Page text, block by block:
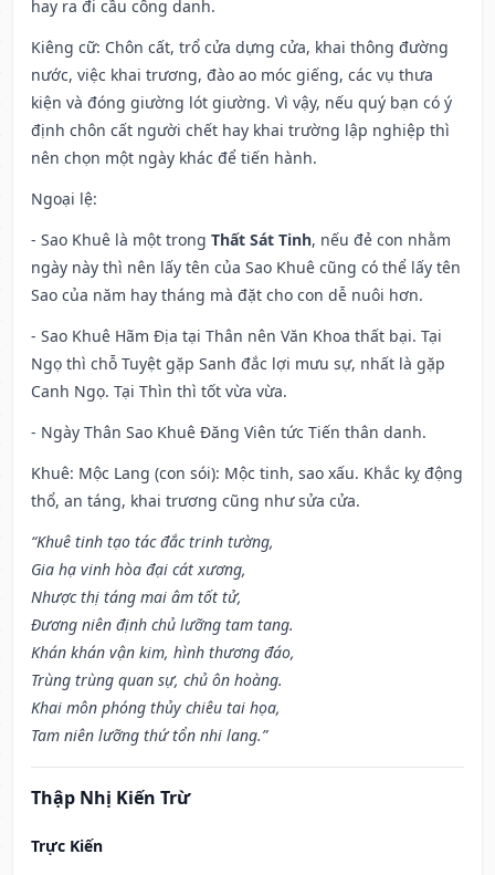
hay ra đi cầu công danh.
Kiêng cữ: Chôn cất, trổ cửa dựng cửa, khai thông đường
nước, việc khai trương, đào ao móc giếng, các vụ thưa
kiện và đóng giường lót giường. Vì vậy, nếu quý bạn có ý
định chôn cất người chết hay khai trường lập nghiệp thì
nên chọn một ngày khác để tiến hành.
Ngoại lệ:
- Sao Khuê là một trong Thất Sát Tinh, nếu đẻ con nhằm
ngày này thì nên lấy tên của Sao Khuê cũng có thể lấy tên
Sao của năm hay tháng mà đặt cho con dễ nuôi hơn.
- Sao Khuê Hãm Địa tại Thân nên Văn Khoa thất bại. Tại
Ngọ thì chỗ Tuyệt gặp Sanh đắc lợi mưu sự, nhất là gặp
Canh Ngọ. Tại Thìn thì tốt vừa vừa.
- Ngày Thân Sao Khuê Đăng Viên tức Tiến thân danh.
Khuê: Mộc Lang (con sói): Mộc tinh, sao xấu. Khắc kỵ động
thổ, an táng, khai trương cũng như sửa cửa.
“Khuê tinh tạo tác đắc trinh tường,
Gia hạ vinh hòa đại cát xương,
Nhược thị táng mai âm tốt tử,
Đương niên định chủ lưỡng tam tang.
Khán khán vận kim, hình thương đáo,
Trùng trùng quan sự, chủ ôn hoàng.
Khai môn phóng thủy chiêu tai họa,
Tam niên lưỡng thứ tổn nhi lang.”
Thập Nhị Kiến Trừ
Trực Kiến